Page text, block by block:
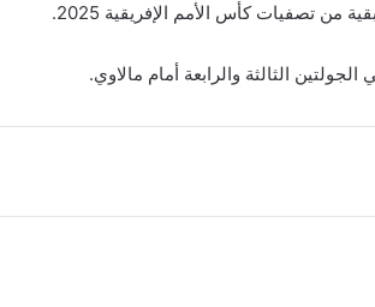
تصفيات كأس الأمم الإفريقية 2025.
الثالثة والرابعة أمام مالاوي.